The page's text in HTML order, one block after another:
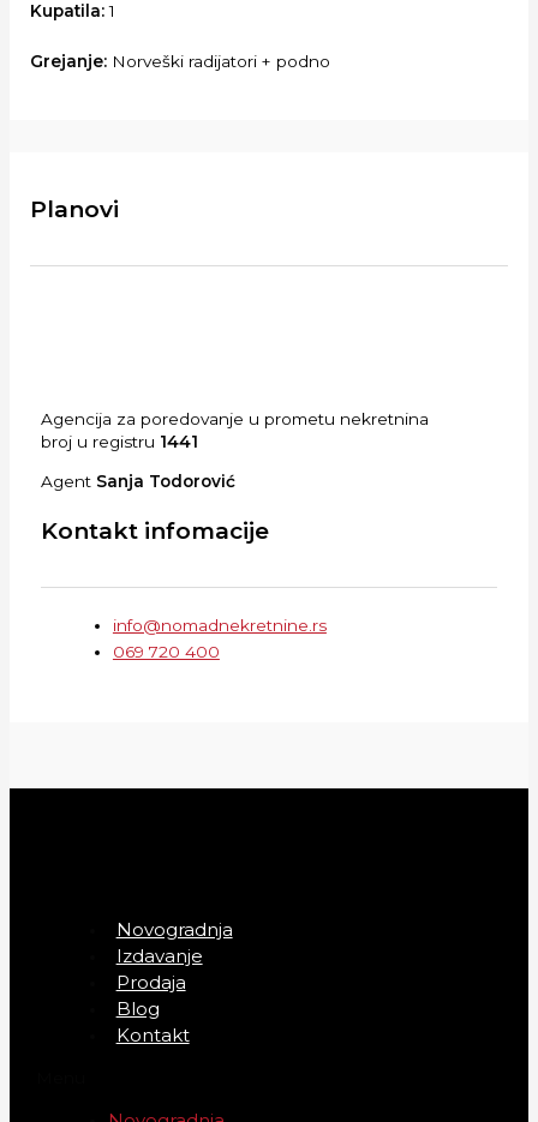
Kupatila:1
Grejanje: Norveški radijatori + podno
Planovi
Agencija za poredovanje u prometu nekretnina
broj u registru 1441
Agent Sanja Todorović
Kontakt infomacije
info@nomadnekretnine.rs
069 720 400
Novogradnja
Izdavanje
Prodaja
Blog
Kontakt